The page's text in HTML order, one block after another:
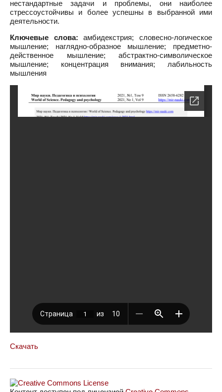
нестандартные задачи и проблемы, они наиболее
стрессоустойчивы и более успешны в выбранной ими
деятельности.
Ключевые слова: амбидекстрия; словесно-логическое
мышление; наглядно-образное мышление; предметно-
действенное мышление; абстрактно-символическое
мышление; концентрация внимания; лабильность
мышления
Скачать